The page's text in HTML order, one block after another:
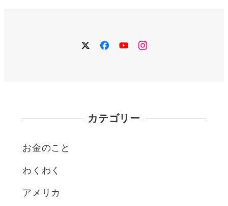
twitterfacebook
YouTubeinstagram
カテゴリー
お金のこと
わくわく
アメリカ